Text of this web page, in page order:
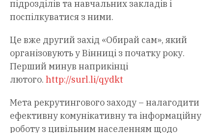
підрозділів та навчальних закладів і
поспілкуватися з ними.
Це вже другий захід «Обирай сам», який
організовують у Вінниці з початку року.
Перший минув наприкінці
лютого. http://surl.li/qydkt
Мета рекрутингового заходу – налагодити
ефективну комунікативну та інформаційну
роботу з цивільним населенням щодо